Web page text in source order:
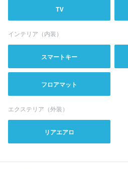
TV
インテリア（内装）
スマートキー
フロアマット
エクステリア（外装）
リアエアロ